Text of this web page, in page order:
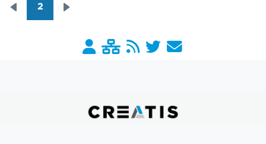
Pagination
Page
2
Barre